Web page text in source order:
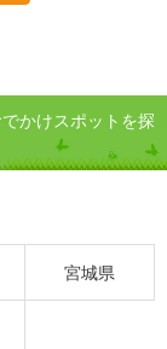
かけスポットを探
宮城県